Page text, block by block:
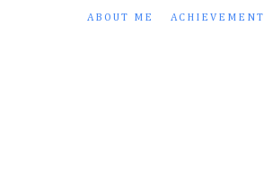
ABOUT ME ACHIEVEMENT